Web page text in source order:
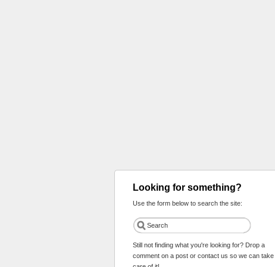
Looking for something?
Use the form below to search the site:
Still not finding what you're looking for? Drop a
comment on a post or contact us so we can take